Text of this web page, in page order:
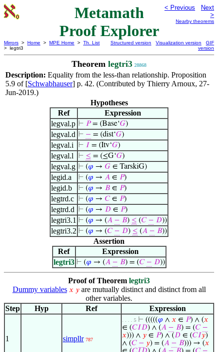
Metamath
Proof Explorer
< Previous
Next
>
Nearby theorems
Mirrors > Home > MPE Home > Th. List
> legtri3
Structured version Visualization version
GIF
version
Theorem legtri3 28868
Description: Equality from the less-than relationship. Proposition
5.9 of [Schwabhauser] p. 42. (Contributed by Thierry Arnoux, 27-
Jun-2019.)
Hypotheses
Ref
Expression
legval.p ⊢ 𝑃= (Base‘𝐺)
legval.d ⊢ − = (dist‘𝐺)
legval.i ⊢ 𝐼 = (Itv‘𝐺)
legval.l ⊢ ≤ = (≤G‘𝐺)
legval.g ⊢ (𝜑 → 𝐺 ∈ TarskiG)
legid.a ⊢ (𝜑 → 𝐴 ∈ 𝑃)
legid.b ⊢ (𝜑 → 𝐵 ∈ 𝑃)
legtrd.c ⊢ (𝜑 → 𝐶∈ 𝑃)
legtrd.d ⊢ (𝜑 → 𝐷 ∈ 𝑃)
legtri3.1 ⊢ (𝜑 → (𝐴 − 𝐵) ≤ (𝐶 − 𝐷))
legtri3.2 ⊢ (𝜑 → (𝐶 − 𝐷) ≤ (𝐴 − 𝐵))
Assertion
Ref
Expression
legtri3 ⊢ (𝜑 → (𝐴 − 𝐵) = (𝐶 − 𝐷))
Proof of Theorem legtri3
Dummy variables 𝑥 𝑦are mutually distinct and distinct from all
other variables.
Step
Hyp Ref Expression
1 simpllr 787
. . . . 5 ⊢ (((((𝜑 ∧ 𝑥 ∈ 𝑃) ∧ (𝑥
∈ (𝐶𝐼𝐷) ∧ (𝐴 − 𝐵) = (𝐶 −
𝑥))) ∧ 𝑦 ∈ 𝑃) ∧ (𝐷 ∈ (𝐶𝐼𝑦)
∧ (𝐶 − 𝑦) = (𝐴 − 𝐵))) → (𝑥